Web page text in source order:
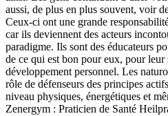
aussi, de plus en plus souvent, voir
Ceux-ci ont une grande
car ils deviennent des acteurs
paradigme. Ils sont des éducateurs
de ce qui est bon pour eux, pour leur
développement personnel. Les
rôle de défenseurs des principes
niveau physiques, énergétiques et
Zenergym : Praticien de Santé